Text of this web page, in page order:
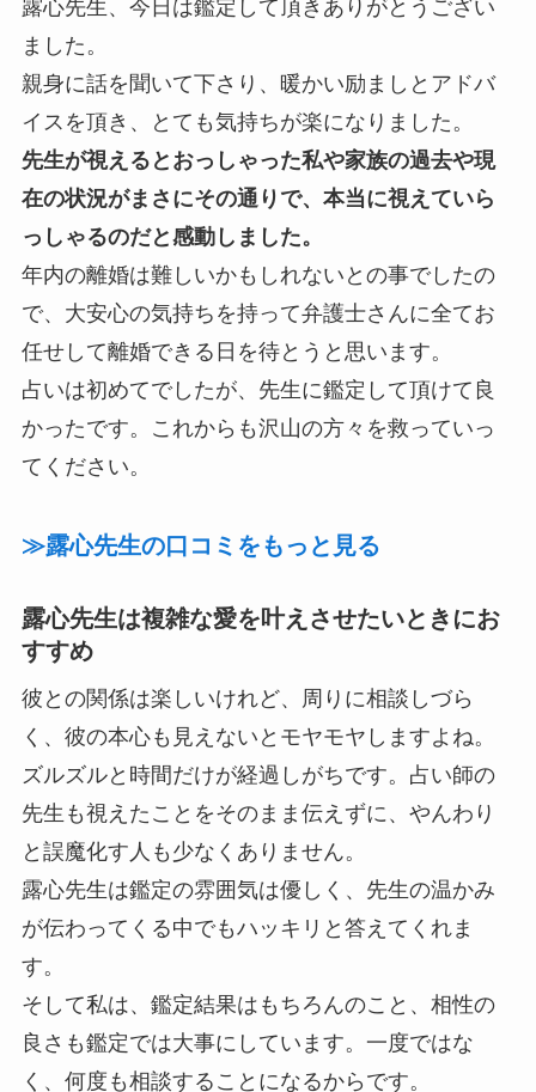
露心先生、今日は鑑定して頂きありがとうござい
ました。
親身に話を聞いて下さり、暖かい励ましとアドバ
イスを頂き、とても気持ちが楽になりました。
先生が視えるとおっしゃった私や家族の過去や現
在の状況がまさにその通りで、本当に視えていら
っしゃるのだと感動しました。
年内の離婚は難しいかもしれないとの事でしたの
で、大安心の気持ちを持って弁護士さんに全てお
任せして離婚できる日を待とうと思います。
占いは初めてでしたが、先生に鑑定して頂けて良
かったです。これからも沢山の方々を救っていっ
てください。
≫露心先生の口コミをもっと見る
露心先生は複雑な愛を叶えさせたいときにお
すすめ
彼との関係は楽しいけれど、周りに相談しづら
く、彼の本心も見えないとモヤモヤしますよね。
ズルズルと時間だけが経過しがちです。占い師の
先生も視えたことをそのまま伝えずに、やんわり
と誤魔化す人も少なくありません。
露心先生は鑑定の雰囲気は優しく、先生の温かみ
が伝わってくる中でもハッキリと答えてくれま
す。
そして私は、鑑定結果はもちろんのこと、相性の
良さも鑑定では大事にしています。一度ではな
く、何度も相談することになるからです。